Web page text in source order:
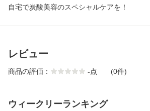
自宅で炭酸美容のスペシャルケアを！
レビュー
商品の評価： -点 (0件)
ウィークリーランキング